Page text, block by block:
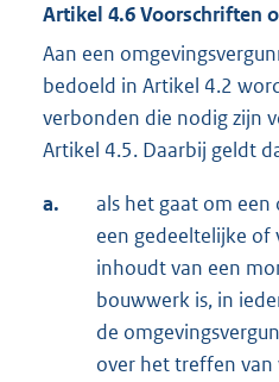
Artikel 4.6Voorschriften
Aan een
bedoeld in Artikel 4.2
verbonden die nodig zijn
Artikel 4.5. Daarbij geldt
a.
als het gaat om een
een gedeeltelijke of
inhoudt van een
bouwwerk is, in
de
over het treffen van